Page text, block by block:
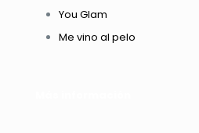
You Glam
Me vino al pelo